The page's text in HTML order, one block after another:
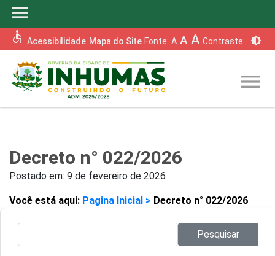
menu
accessible Acessibilidade Mapa do Site Fonte: A A A Contraste: brightness_6
menu
Decreto n° 022/2026
Postado em: 9 de fevereiro de 2026
Você está aqui: Pagina Inicial > Decreto n° 022/2026
Pesquisar